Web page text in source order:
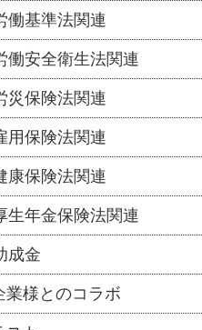
働基準法関連
働安全衛生法関連
災保険法関連
用保険法関連
康保険法関連
生年金保険法関連
成金
業様とのコラボ